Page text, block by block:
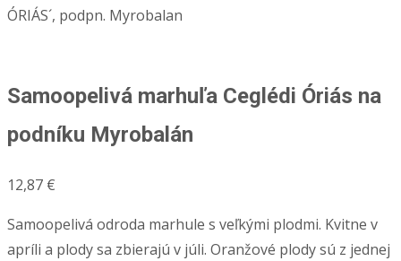
ÓRIÁS´, podpn. Myrobalan
Samoopelivá marhuľa Ceglédi Óriás na
podníku Myrobalán
12,87 €
Samoopelivá odroda marhule s veľkými plodmi. Kvitne v
apríli a plody sa zbierajú v júli. Oranžové plody sú z jednej